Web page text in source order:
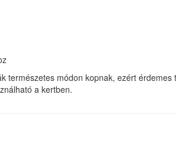
természetes módon kopnak, ezért
a kertben.